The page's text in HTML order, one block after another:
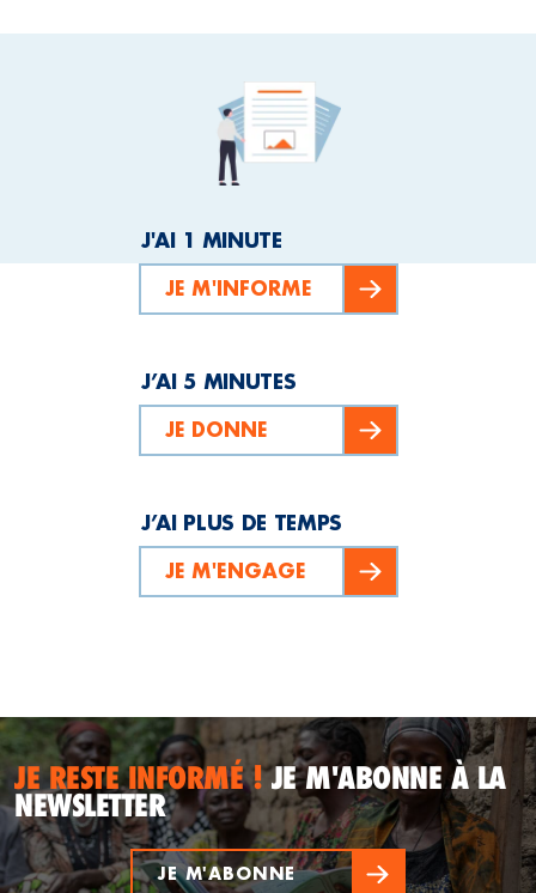
J'AI 1 MINUTE
JE M'INFORME
J’AI 5 MINUTES
JE DONNE
J’AI PLUS DE TEMPS
JE M'ENGAGE
JE RESTE INFORMÉ !JE M'ABONNE À LA
NEWSLETTER
JE M'ABONNE